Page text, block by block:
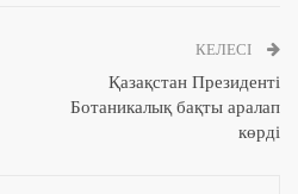
КЕЛЕСІ
Қазақстан Президенті
Ботаникалық бақты аралап
көрді